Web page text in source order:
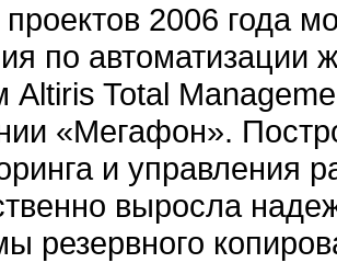
2006 года
по автоматизации
Altiris Total
«Мегафон».
и управления
выросла
резервного